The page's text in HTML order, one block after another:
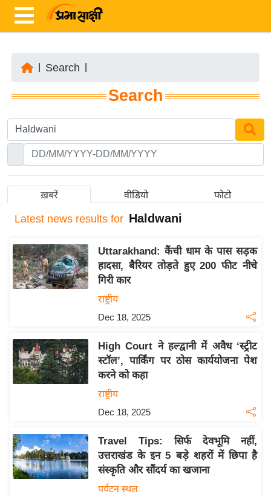
ज़ा
ख
र
ष्ट्री
अं
र्रा
ष्ट्री
य
स
उ
द्यो
ग
त
वि
शे
Search
Search
ख़बरें वीडियो फोटो
Latest news results for Haldwani
Uttarakhand: कैंची धाम के पास सड़क
हादसा, बैरियर तोड़ते हुए 200 फीट नीचे
गिरी कार
राष्ट्रीय
Dec 18, 2025
High Court ने हल्द्वानी में अवैध ‘स्ट्रीट
स्टॉल’, पार्किंग पर ठोस कार्ययोजना पेश
करने को कहा
राष्ट्रीय
Dec 18, 2025
Travel Tips: सिर्फ देवभूमि नहीं,
उत्तराखंड के इन 5 बड़े शहरों में छिपा है
संस्कृति और सौंदर्य का खजाना
पर्यटन स्थल